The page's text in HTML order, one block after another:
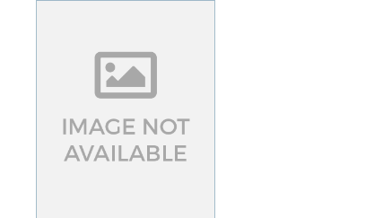
hverdag til noget særligt.
I Aalborg er interessen
for klassisk dansk f...